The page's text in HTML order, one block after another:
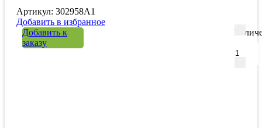
Артикул: 302958A1
Добавить в избранное
Добавить к
заказу